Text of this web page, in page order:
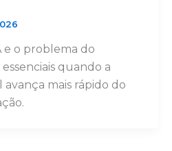
e o problema do
quando a
mais rápido do